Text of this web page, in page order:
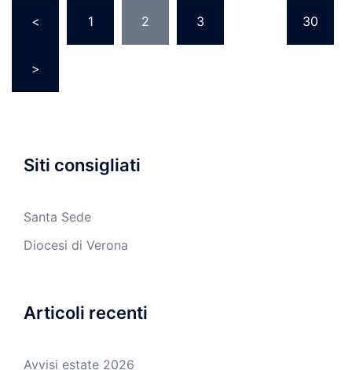
degli
articoli
< 1 2 3 30
>
Siti consigliati
Santa Sede
Diocesi di Verona
Articoli recenti
Avvisi estate 2026